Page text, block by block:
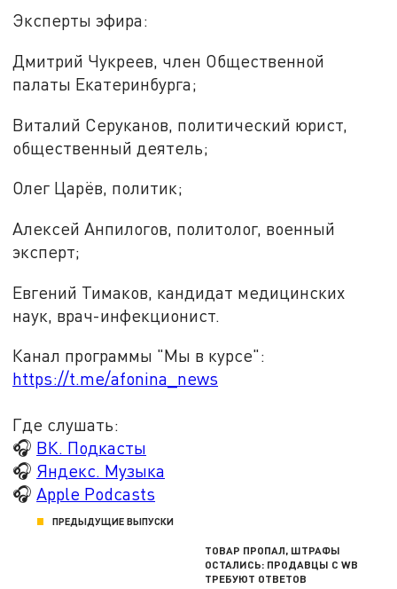
Эксперты эфира:
Дмитрий Чукреев, член Общественной
палаты Екатеринбурга;
Виталий Серуканов, политический юрист,
общественный деятель;
Олег Царёв, политик;
Алексей Анпилогов, политолог, военный
эксперт;
Евгений Тимаков, кандидат медицинских
наук, врач-инфекционист.
Канал программы "Мы в курсе":
https://t.me/afonina_news
Где слушать:
🎧 ВК. Подкасты
🎧 Яндекс. Музыка
🎧Apple Podcasts
ПРЕДЫДУЩИЕ ВЫПУСКИ
ТОВАР ПРОПАЛ, ШТРАФЫ
ОСТАЛИСЬ: ПРОДАВЦЫ С WB
ТРЕБУЮТ ОТВЕТОВ